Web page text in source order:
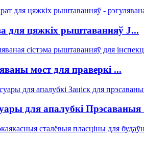
для цяжкіх рыштаванняў J...
мост для праверкі ...
для апалубкі Прэсаваныя